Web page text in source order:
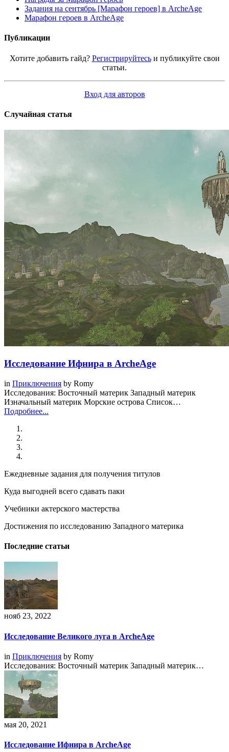
Задания на сентябрь [Марафон героев] в ArcheAge
Марафон героев в ArcheAge
Публикации
Хотите добавить гайд? Регистрируйтесьи публикуйте свои
статьи.
Вход для авторов
Случайная статья
Исследование Ифнира в ArcheAge
in Приключения by Romy
Исследования: Восточный материк Западный материк
Изначальный материк Морские острова Список…
Подробнее...
Ежедневные задания для получения титулов
Куда выгодней всего сдавать паки
Учебники актерского мастерства
Достижения по исследованию Западного материка
Последние статьи
нояб 23, 2022
Исследование Великого луга в ArcheAge
in Приключения by Romy
Исследования: Восточный материк Западный материк…
мая 20, 2021
Исследование Ифнира в ArcheAge